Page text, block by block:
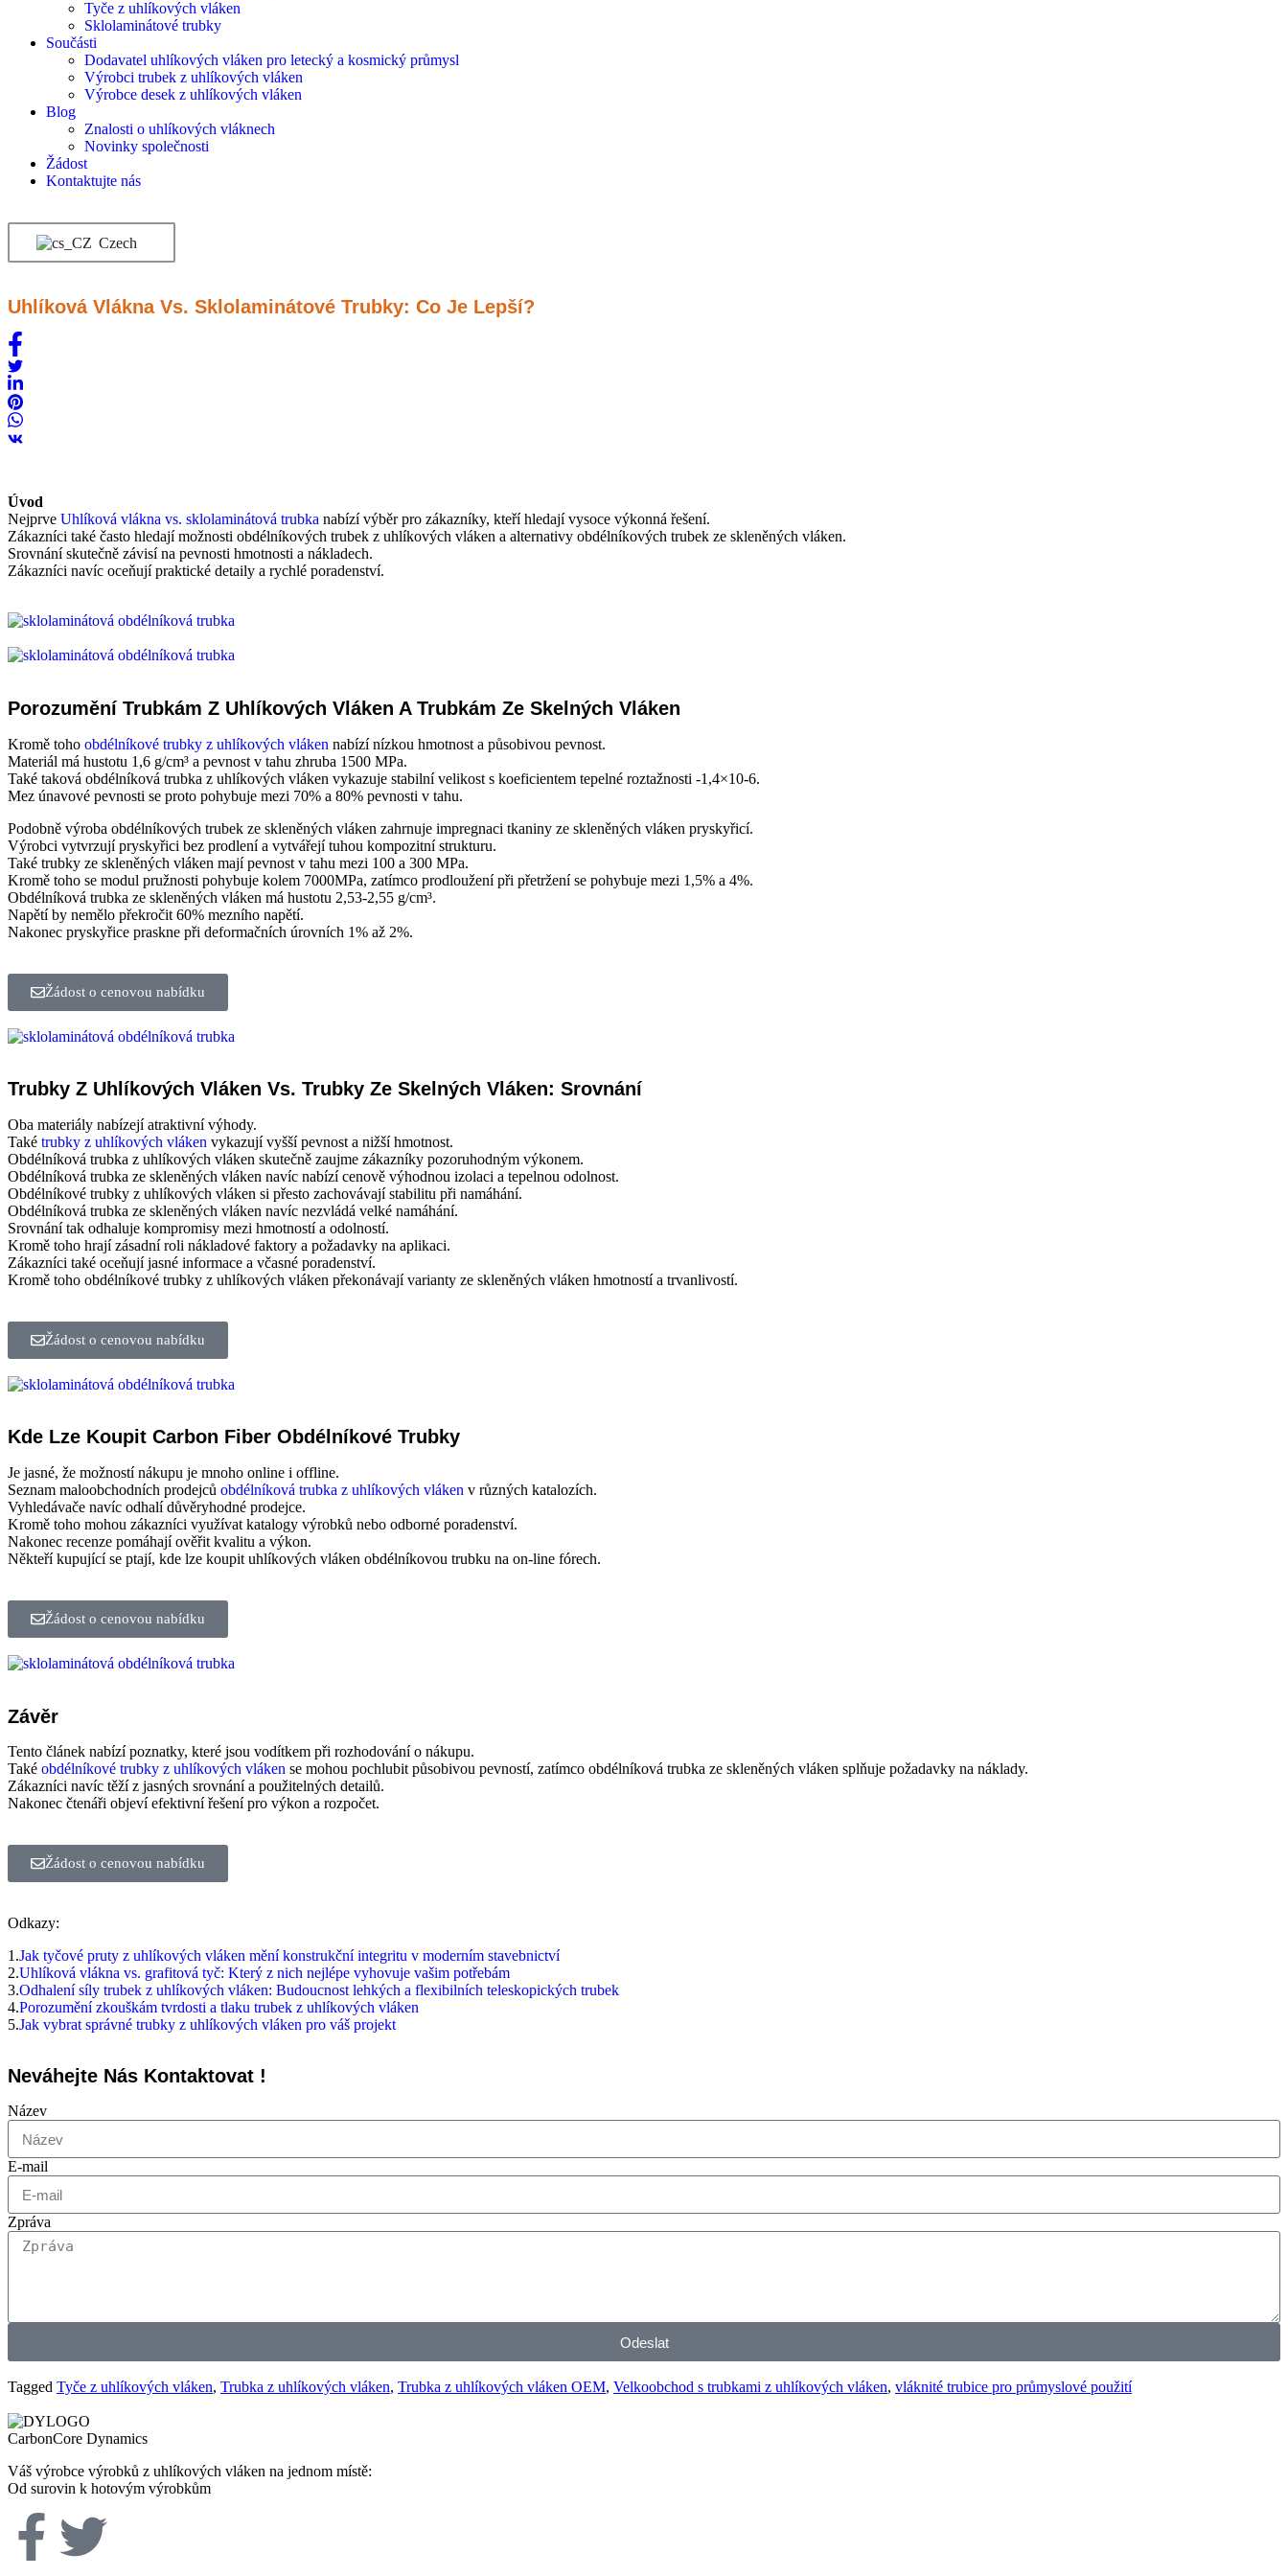
Tyče z uhlíkových vláken
Sklolaminátové trubky
Součásti
Dodavatel uhlíkových vláken pro letecký a kosmický průmysl
Výrobci trubek z uhlíkových vláken
Výrobce desek z uhlíkových vláken
Blog
Znalosti o uhlíkových vláknech
Novinky společnosti
Žádost
Kontaktujte nás
Czech
Uhlíková Vlákna Vs. Sklolaminátové Trubky: Co Je Lepší?
Úvod
Nejprve Uhlíková vlákna vs. sklolaminátová trubka nabízí výběr pro zákazníky, kteří hledají vysoce výkonná řešení.
Zákazníci také často hledají možnosti obdélníkových trubek z uhlíkových vláken a alternativy obdélníkových trubek ze skleněných vláken.
Srovnání skutečně závisí na pevnosti hmotnosti a nákladech.
Zákazníci navíc oceňují praktické detaily a rychlé poradenství.
Porozumění Trubkám Z Uhlíkových Vláken A Trubkám Ze Skelných Vláken
Kromě toho obdélníkové trubky z uhlíkových vláken nabízí nízkou hmotnost a působivou pevnost.
Materiál má hustotu 1,6 g/cm³ a pevnost v tahu zhruba 1500 MPa.
Také taková obdélníková trubka z uhlíkových vláken vykazuje stabilní velikost s koeficientem tepelné roztažnosti -1,4×10-6.
Mez únavové pevnosti se proto pohybuje mezi 70% a 80% pevnosti v tahu.
Podobně výroba obdélníkových trubek ze skleněných vláken zahrnuje impregnaci tkaniny ze skleněných vláken pryskyřicí.
Výrobci vytvrzují pryskyřici bez prodlení a vytvářejí tuhou kompozitní strukturu.
Také trubky ze skleněných vláken mají pevnost v tahu mezi 100 a 300 MPa.
Kromě toho se modul pružnosti pohybuje kolem 7000MPa, zatímco prodloužení při přetržení se pohybuje mezi 1,5% a 4%.
Obdélníková trubka ze skleněných vláken má hustotu 2,53-2,55 g/cm³.
Napětí by nemělo překročit 60% mezního napětí.
Nakonec pryskyřice praskne při deformačních úrovních 1% až 2%.
Žádost o cenovou nabídku
Trubky Z Uhlíkových Vláken Vs. Trubky Ze Skelných Vláken: Srovnání
Oba materiály nabízejí atraktivní výhody.
Také trubky z uhlíkových vláken vykazují vyšší pevnost a nižší hmotnost.
Obdélníková trubka z uhlíkových vláken skutečně zaujme zákazníky pozoruhodným výkonem.
Obdélníková trubka ze skleněných vláken navíc nabízí cenově výhodnou izolaci a tepelnou odolnost.
Obdélníkové trubky z uhlíkových vláken si přesto zachovávají stabilitu při namáhání.
Obdélníková trubka ze skleněných vláken navíc nezvládá velké namáhání.
Srovnání tak odhaluje kompromisy mezi hmotností a odolností.
Kromě toho hrají zásadní roli nákladové faktory a požadavky na aplikaci.
Zákazníci také oceňují jasné informace a včasné poradenství.
Kromě toho obdélníkové trubky z uhlíkových vláken překonávají varianty ze skleněných vláken hmotností a trvanlivostí.
Žádost o cenovou nabídku
Kde Lze Koupit Carbon Fiber Obdélníkové Trubky
Je jasné, že možností nákupu je mnoho online i offline.
Seznam maloobchodních prodejců obdélníková trubka z uhlíkových vláken v různých katalozích.
Vyhledávače navíc odhalí důvěryhodné prodejce.
Kromě toho mohou zákazníci využívat katalogy výrobků nebo odborné poradenství.
Nakonec recenze pomáhají ověřit kvalitu a výkon.
Někteří kupující se ptají, kde lze koupit uhlíkových vláken obdélníkovou trubku na on-line fórech.
Žádost o cenovou nabídku
Závěr
Tento článek nabízí poznatky, které jsou vodítkem při rozhodování o nákupu.
Také obdélníkové trubky z uhlíkových vláken se mohou pochlubit působivou pevností, zatímco obdélníková trubka ze skleněných vláken splňuje požadavky na náklady.
Zákazníci navíc těží z jasných srovnání a použitelných detailů.
Nakonec čtenáři objeví efektivní řešení pro výkon a rozpočet.
Žádost o cenovou nabídku
Odkazy:
1.Jak tyčové pruty z uhlíkových vláken mění konstrukční integritu v moderním stavebnictví
2.Uhlíková vlákna vs. grafitová tyč: Který z nich nejlépe vyhovuje vašim potřebám
3.Odhalení síly trubek z uhlíkových vláken: Budoucnost lehkých a flexibilních teleskopických trubek
4.Porozumění zkouškám tvrdosti a tlaku trubek z uhlíkových vláken
5.Jak vybrat správné trubky z uhlíkových vláken pro váš projekt
Neváhejte Nás Kontaktovat !
Název
E-mail
Zpráva
Odeslat
Tagged Tyče z uhlíkových vláken, Trubka z uhlíkových vláken, Trubka z uhlíkových vláken OEM, Velkoobchod s trubkami z uhlíkových vláken, vláknité trubice pro průmyslové použití
CarbonCore Dynamics
Váš výrobce výrobků z uhlíkových vláken na jednom místě:
Od surovin k hotovým výrobkům